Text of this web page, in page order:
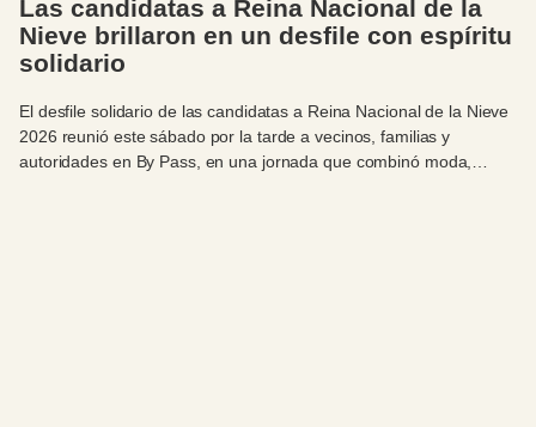
Las candidatas a Reina Nacional de la
Nieve brillaron en un desfile con espíritu
solidario
El desfile solidario de las candidatas a Reina Nacional de la Nieve
2026 reunió este sábado por la tarde a vecinos, familias y
autoridades en By Pass, en una jornada que combinó moda,